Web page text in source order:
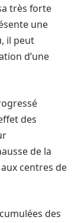
très forte
une
il peut
d’une
des
de la
centres de
des